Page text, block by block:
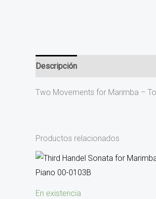
Descripción
Two Movements for Marimba –
Productos relacionados
En existencia